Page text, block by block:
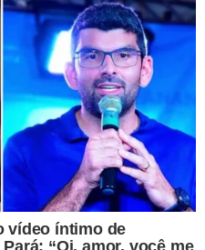
para apoiar os
nos diferentes
aproveitarem as
cidade oferece,
como parceiro
e
na tomada de